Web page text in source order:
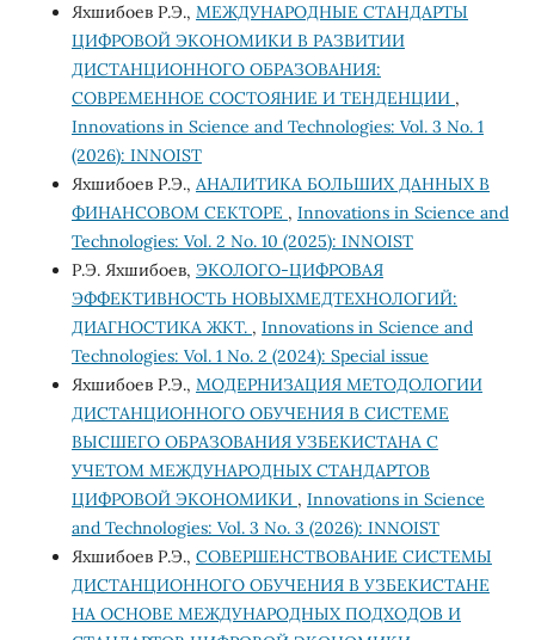
Яхшибоев Р.Э., МЕЖДУНАРОДНЫЕ СТАНДАРТЫ
ЦИФРОВОЙ ЭКОНОМИКИ В РАЗВИТИИ
ДИСТАНЦИОННОГО ОБРАЗОВАНИЯ:
СОВРЕМЕННОЕ СОСТОЯНИЕ И ТЕНДЕНЦИИ ,
Innovations in Science and Technologies: Vol. 3 No. 1
(2026): INNOIST
Яхшибоев Р.Э., АНАЛИТИКА БОЛЬШИХ ДАННЫХ В
ФИНАНСОВОМ СЕКТОРЕ , Innovations in Science and
Technologies: Vol. 2 No. 10 (2025): INNOIST
Р.Э. Яхшибоев, ЭКОЛОГО-ЦИФРОВАЯ
ЭФФЕКТИВНОСТЬ НОВЫХМЕДТЕХНОЛОГИЙ:
ДИАГНОСТИКА ЖКТ. , Innovations in Science and
Technologies: Vol. 1 No. 2 (2024): Special issue
Яхшибоев Р.Э., МОДЕРНИЗАЦИЯ МЕТОДОЛОГИИ
ДИСТАНЦИОННОГО ОБУЧЕНИЯ В СИСТЕМЕ
ВЫСШЕГО ОБРАЗОВАНИЯ УЗБЕКИСТАНА С
УЧЕТОМ МЕЖДУНАРОДНЫХ СТАНДАРТОВ
ЦИФРОВОЙ ЭКОНОМИКИ , Innovations in Science
and Technologies: Vol. 3 No. 3 (2026): INNOIST
Яхшибоев Р.Э., СОВЕРШЕНСТВОВАНИЕ СИСТЕМЫ
ДИСТАНЦИОННОГО ОБУЧЕНИЯ В УЗБЕКИСТАНЕ
НА ОСНОВЕ МЕЖДУНАРОДНЫХ ПОДХОДОВ И